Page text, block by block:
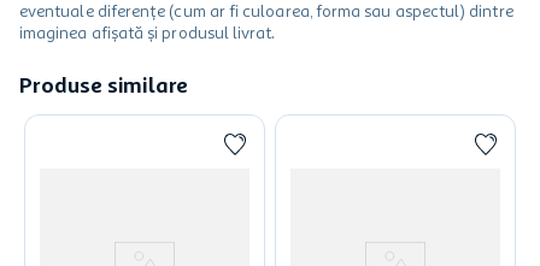
eventuale diferențe (cum ar fi culoarea, forma sau aspectul) dintre
imaginea afișată și produsul livrat.
Produse similare